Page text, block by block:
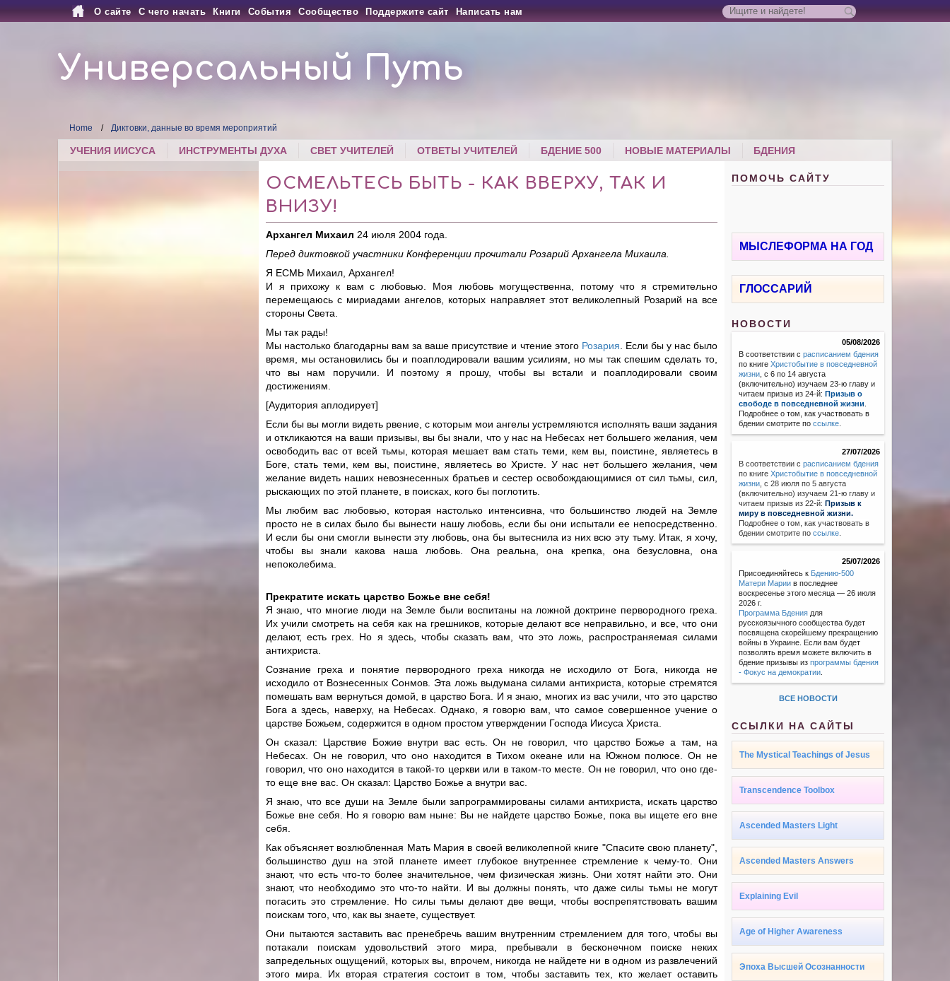
О сайте С чего начать Книги События Сообщество Поддержите сайт Написать нам
Универсальный Путь
Home Диктовки, данные во время мероприятий
УЧЕНИЯ ИИСУСА ИНСТРУМЕНТЫ ДУХА СВЕТ УЧИТЕЛЕЙ ОТВЕТЫ УЧИТЕЛЕЙ БДЕНИЕ 500 НОВЫЕ МАТЕРИАЛЫ БДЕНИЯ
ОСМЕЛЬТЕСЬ БЫТЬ - КАК ВВЕРХУ, ТАК И
ВНИЗУ!
Архангел Михаил 24 июля 2004 года.
Перед диктовкой участники Конференции прочитали Розарий Архангела Михаила.
Я ЕСМЬ Михаил, Архангел!
И я прихожу к вам с любовью. Моя любовь могущественна, потому что я стремительно
перемещаюсь с мириадами ангелов, которых направляет этот великолепный Розарий на все
стороны Света.
Мы так рады!
Мы настолько благодарны вам за ваше присутствие и чтение этого Розария. Если бы у нас было
время, мы остановились бы и поаплодировали вашим усилиям, но мы так спешим сделать то,
что вы нам поручили. И поэтому я прошу, чтобы вы встали и поаплодировали своим
достижениям.
[Аудитория аплодирует]
Если бы вы могли видеть рвение, с которым мои ангелы устремляются исполнять ваши задания
и откликаются на ваши призывы, вы бы знали, что у нас на Небесах нет большего желания, чем
освободить вас от всей тьмы, которая мешает вам стать теми, кем вы, поистине, являетесь в
Боге, стать теми, кем вы, поистине, являетесь во Христе. У нас нет большего желания, чем
желание видеть наших невознесенных братьев и сестер освобождающимися от сил тьмы, сил,
рыскающих по этой планете, в поисках, кого бы поглотить.
Мы любим вас любовью, которая настолько интенсивна, что большинство людей на Земле
просто не в силах было бы вынести нашу любовь, если бы они испытали ее непосредственно.
И если бы они смогли вынести эту любовь, она бы вытеснила из них всю эту тьму. Итак, я хочу,
чтобы вы знали какова наша любовь. Она реальна, она крепка, она безусловна, она
непоколебима.
Прекратите искать царство Божье вне себя!
Я знаю, что многие люди на Земле были воспитаны на ложной доктрине первородного греха.
Их учили смотреть на себя как на грешников, которые делают все неправильно, и все, что они
делают, есть грех. Но я здесь, чтобы сказать вам, что это ложь, распространяемая силами
антихриста.
Сознание греха и понятие первородного греха никогда не исходило от Бога, никогда не
исходило от Вознесенных Сонмов. Эта ложь выдумана силами антихриста, которые стремятся
помешать вам вернуться домой, в царство Бога. И я знаю, многих из вас учили, что это царство
Бога а здесь, наверху, на Небесах. Однако, я говорю вам, что самое совершенное учение о
царстве Божьем, содержится в одном простом утверждении Господа Иисуса Христа.
Он сказал: Царствие Божие внутри вас есть. Он не говорил, что царство Божье а там, на
Небесах. Он не говорил, что оно находится в Тихом океане или на Южном полюсе. Он не
говорил, что оно находится в такой-то церкви или в таком-то месте. Он не говорил, что оно где-
то еще вне вас. Он сказал: Царство Божье а внутри вас.
Я знаю, что все души на Земле были запрограммированы силами антихриста, искать царство
Божье вне себя. Но я говорю вам ныне: Вы не найдете царство Божье, пока вы ищете его вне
себя.
Как объясняет возлюбленная Мать Мария в своей великолепной книге "Спасите свою планету",
большинство душ на этой планете имеет глубокое внутреннее стремление к чему-то. Они
знают, что есть что-то более значительное, чем физическая жизнь. Они хотят найти это. Они
знают, что необходимо это что-то найти. И вы должны понять, что даже силы тьмы не могут
погасить это стремление. Но силы тьмы делают две вещи, чтобы воспрепятствовать вашим
поискам того, что, как вы знаете, существует.
Они пытаются заставить вас пренебречь вашим внутренним стремлением для того, чтобы вы
потакали поискам удовольствий этого мира, пребывали в бесконечном поиске неких
запредельных ощущений, которых вы, впрочем, никогда не найдете ни в одном из развлечений
этого мира. Их вторая стратегия состоит в том, чтобы заставить тех, кто желает оставить
ПОМОЧЬ САЙТУ
МЫСЛЕФОРМА НА ГОД
ГЛОССАРИЙ
НОВОСТИ
05/08/2026
В соответствии срасписанием бдения
по книгеХристобытие в повседневной
жизни , с 6 по 14 августа
(включительно) изучаем 23-ю главу и
читаем призыв из 24-й: Призыв о
свободе в повседневной жизни
Подробнее о том, как участвовать в
бдении смотрите поссылке
27/07/2026
В соответствии с расписанием бдения
по книгеХристобытие в повседневной
жизни с 28 июля по 5 августа
(включительно) изучаем 21-ю главу и
читаем призыв из 22-й: Призыв к
миру в повседневной жизни.
Подробнее о том, как участвовать в
бдении смотрите поссылке
25/07/2026
Присоединяйтесь к Бдению-500
Матери Марии в последнее
воскресенье этого месяца — 26 июля
2026 г.
Программа Бдения для
русскоязычного сообщества будет
посвящена скорейшему прекращению
войны в Украине. Если вам будет
позволять время можете включить в
бдение призывы изпрограммы бдения
- Фокус на демократии
ВСЕ НОВОСТИ
ССЫЛКИ НА САЙТЫ
The Mystical Teachings of Jesus
Transcendence Toolbox
Ascended Masters Light
Ascended Masters Answers
Explaining Evil
Age of Higher Awareness
Эпоха Высшей Осознанности